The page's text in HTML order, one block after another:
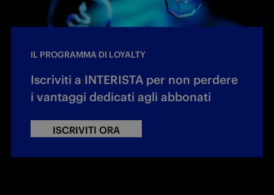
IL PROGRAMMA DI LOYALTY
Iscriviti a INTERISTA per non perdere
i vantaggi dedicati agli abbonati
ISCRIVITI ORA